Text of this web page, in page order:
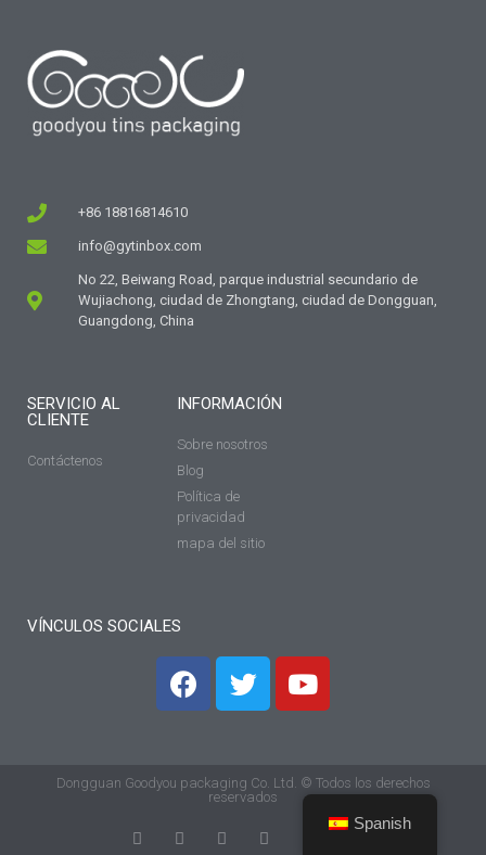
+86 18816814610
info@gytinbox.com
No 22, Beiwang Road, parque industrial secundario de
Wujiachong, ciudad de Zhongtang, ciudad de Dongguan,
Guangdong, China
SERVICIO AL
CLIENTE
Contáctenos
INFORMACIÓN
Sobre nosotros
Blog
Política de
privacidad
mapa del sitio
VÍNCULOS SOCIALES
Dongguan Goodyou packaging Co. Ltd. © Todos los derechos
reservados
Spanish